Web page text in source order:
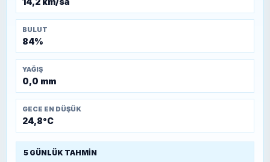
BULUT
84%
YAĞIŞ
0,0 mm
GECE EN DÜŞÜK
24,8°C
5 GÜNLÜK TAHMIN